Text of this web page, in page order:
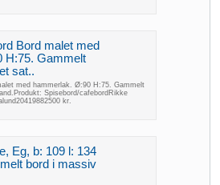
Bord malet med
H:75. Gammelt
sat..
med hammerlak. Ø:90 H:75. Gammelt
Spisebord/cafebordRikke
kr.
Eg, b: 109 l: 134
bord i massiv